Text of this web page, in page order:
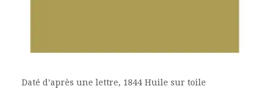
Daté d’après une lettre, 1844 Huile sur toile